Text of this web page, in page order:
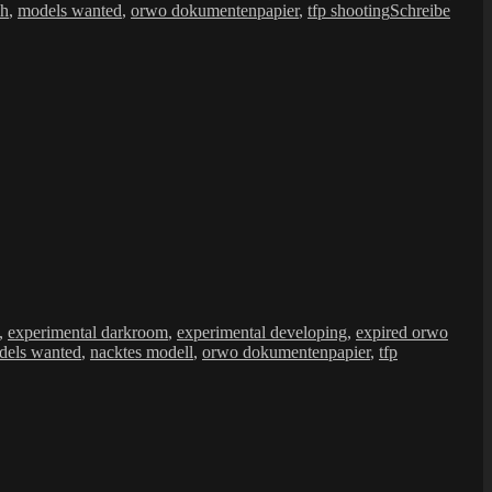
, models wanted, orwo dokumentenpapier, tfp shootingSchreibe
, experimental darkroom, experimental developing, expired orwo
wanted, nacktes modell, orwo dokumentenpapier, tfp